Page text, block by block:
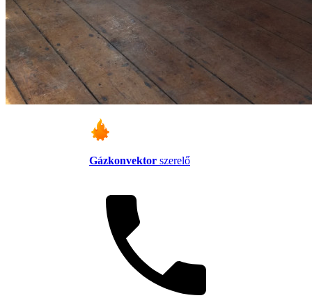
Gázkonvektor szerelő